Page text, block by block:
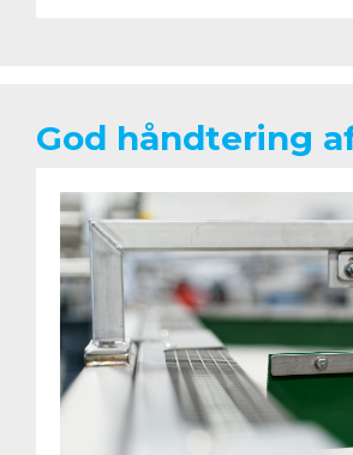
God håndtering